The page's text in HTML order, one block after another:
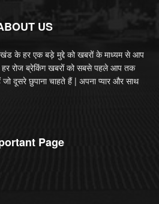
US
के हर एक बड़े मुद्दे को खबरों के माध्यम से आप
रोज ब्रेकिंग खबरों को सबसे पहले आप तक
जो दूसरे छुपाना चाहते हैं | अपना प्यार और साथ
Page